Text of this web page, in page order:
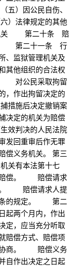
）因公民自伤、
）法律规定的其他
机关 第二十条 赔
。 第二十一条 行
、监狱管理机关及
其他组织的合法权
对公民采取拘留
，作出拘留决定的
措施后决定撤销案
决定的机关为赔偿
效判决的人民法院
发回重审后作无罪
偿义务机关。 第三
有本法第十七
赔偿。 赔偿请求
。 赔偿请求人提
条的规定。 第二
起两个月内，作出
定，应当充分听取
赔偿方式、赔偿项
协商。 赔偿义务
自作出决定之日起